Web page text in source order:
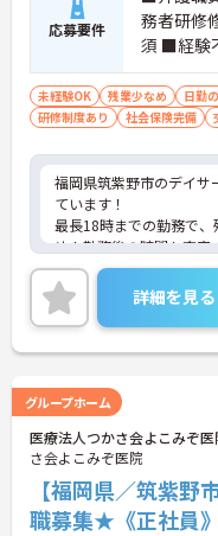
応募要件
務者研修
須 ■経験
未経験OK 残業少なめ 日勤
研修制度あり
社会保険完備
福岡県筑紫野市のデイサ
ています！
最長18時までの勤務で
め！勤務後の時間も充
交通費の支給もあり、通
ご興味のある方は、面接
のでご連絡ください！
詳細を見る
グループホーム
医療法人つかさ会よこみぞ
さ会よこみぞ医院
【福岡県／筑紫
職募集★《正社員》